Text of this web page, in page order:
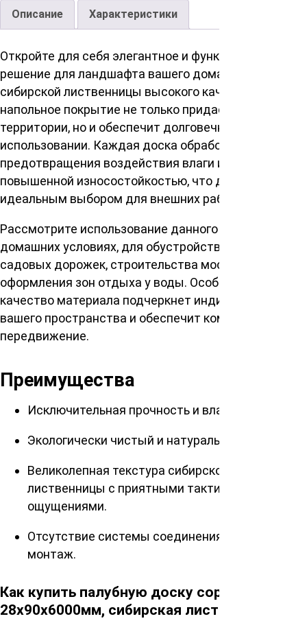
Описание Характеристики
Откройте для себя элегантное и функциональное
решение для ландшафта вашего дома при помощи
сибирской лиственницы высокого качества. Это
напольное покрытие не только придаст шарм вашей
территории, но и обеспечит долговечность в
использовании. Каждая доска обработана для
предотвращения воздействия влаги и обладает
повышенной износостойкостью, что делает ее
идеальным выбором для внешних работ.
Рассмотрите использование данного покрытия в
домашних условиях, для обустройства веранд,
садовых дорожек, строительства мостов, и даже
оформления зон отдыха у воды. Особая текстура и
качество материала подчеркнет индивидуальность
вашего пространства и обеспечит комфортное
передвижение.
Преимущества
Исключительная прочность и влагостойкость.
Экологически чистый и натуральный материал.
Великолепная текстура сибирской
лиственницы с приятными тактильными
ощущениями.
Отсутствие системы соединения облегчает
монтаж.
Как купить палубную доску сорт ВС
28х90х6000мм, сибирская лиственница?